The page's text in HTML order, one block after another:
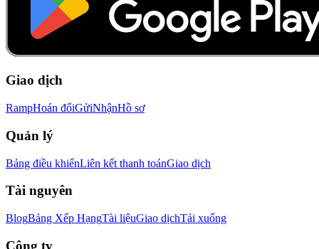
Giao dịch
RampHoán đổiGửiNhậnHồ sơ
Quản lý
Bảng điều khiểnLiên kết thanh toánGiao dịch
Tài nguyên
BlogBảng Xếp HạngTài liệuGiao dịchTải xuống
Công ty